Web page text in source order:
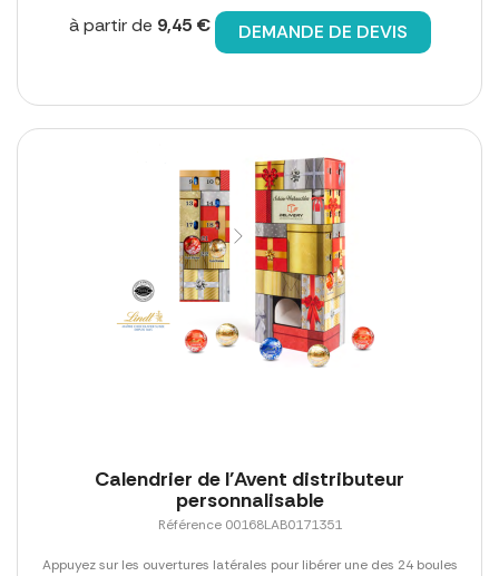
à partir de 9,45 € DEMANDE DE DEVIS
Calendrier de l'Avent distributeur
personnalisable
Référence 00168LAB0171351
Appuyez sur les ouvertures latérales pour libérer une des 24 boules